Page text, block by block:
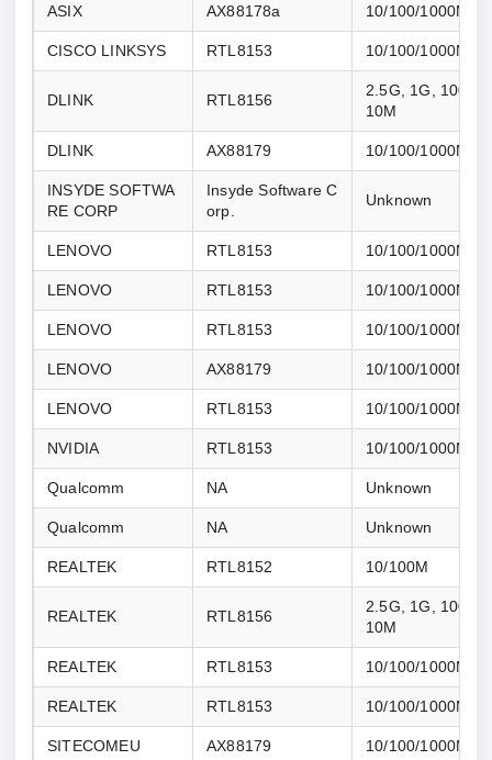
ASIX AX88178a 10/100/1000M
CISCO LINKSYS RTL8153 10/100/1000M
DLINK RTL8156
2.5G, 1G, 100M,
10M
DLINK AX88179 10/100/1000M
INSYDE SOFTWA
RE CORP
Insyde Software C
orp.
Unknown
LENOVO RTL8153 10/100/1000M
LENOVO RTL8153 10/100/1000M
LENOVO RTL8153 10/100/1000M
LENOVO AX88179 10/100/1000M
LENOVO RTL8153 10/100/1000M
NVIDIA RTL8153 10/100/1000M
Qualcomm NA Unknown
Qualcomm NA Unknown
REALTEK RTL8152 10/100M
REALTEK RTL8156
2.5G, 1G, 100M,
10M
REALTEK RTL8153 10/100/1000M
REALTEK RTL8153 10/100/1000M
SITECOMEU AX88179 10/100/1000M